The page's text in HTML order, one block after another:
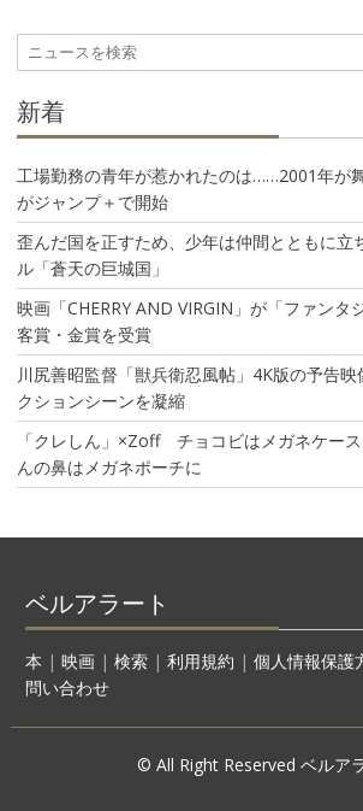
シ
ョ
新着
工場勤務の青年が惹かれたのは……2001年が
がジャンプ＋で開始
歪んだ国を正すため、少年は仲間とともに立
ル「蒼天の巨城国」
映画「CHERRY AND VIRGIN」が「ファンタ
客賞・金賞を受賞
川尻善昭監督「獣兵衛忍風帖」4K版の予告
クションシーンを凝縮
「クレしん」×Zoff チョコビはメガネケー
んの鼻はメガネポーチに
ベルアラート
本 | 映画| 検索| 利用規約 | 個人情報保護
問い合わせ
© All Right Reserved ベルア